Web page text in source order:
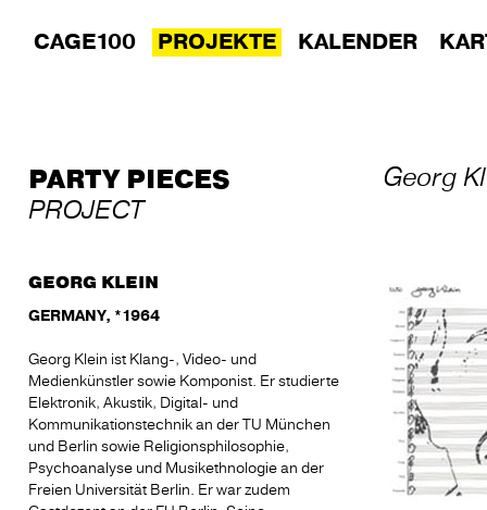
CAGE100 PROJEKTE KALENDER
PARTY PIECES
PROJECT
Georg
GEORG KLEIN
GERMANY, *1964
Georg Klein ist Klang-, Video- und
Medienkünstler sowie Komponist. Er studierte
Elektronik, Akustik, Digital- und
Kommunikationstechnik an der TU München
und Berlin sowie Religionsphilosophie,
Psychoanalyse und Musikethnologie an der
Freien Universität Berlin. Er war zudem